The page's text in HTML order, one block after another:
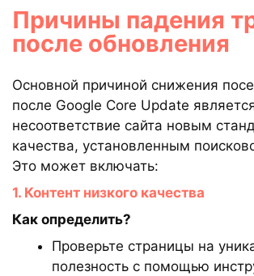
Причины падения
после обновления
Основной причиной снижения
после Google Core Update
несоответствие сайта новым
качества, установленным
Это может включать:
1. Контент низкого качества
Как определить?
Проверьте страницы на
полезность с помощью